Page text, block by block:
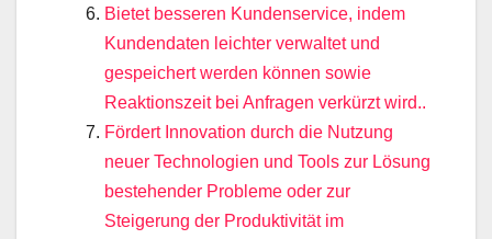
Bietet besseren Kundenservice, indem
Kundendaten leichter verwaltet und
gespeichert werden können sowie
Reaktionszeit bei Anfragen verkürzt wird..
Fördert Innovation durch die Nutzung
neuer Technologien und Tools zur Lösung
bestehender Probleme oder zur
Steigerung der Produktivität im